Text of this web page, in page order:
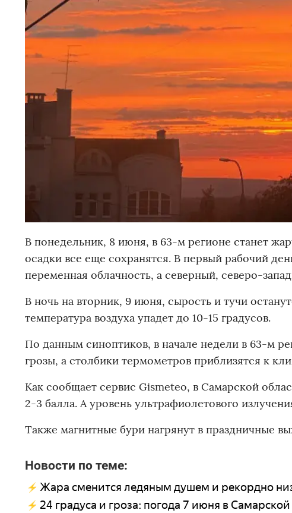
В понедельник, 8 июня, в 63-м регионе станет
осадки все еще сохранятся. В первый рабочий
переменная облачность, а северный, северо-
В ночь на вторник, 9 июня, сырость и тучи
температура воздуха упадет до 10-15 градусов.
По данным синоптиков, в начале недели в 63-м
грозы, а столбики термометров приблизятся к
Как сообщает сервис Gismeteo, в Самарской
2-3 балла. А уровень ультрафиолетового
Также магнитные бури нагрянут в праздничные
Новости по теме:
Жара сменится ледяным душем и рекордно
24 градуса и гроза: погода 7 июня в